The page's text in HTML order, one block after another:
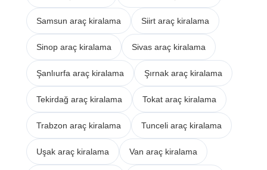
Samsun araç kiralama Siirt araç kiralama
Sinop araç kiralama Sivas araç kiralama
Şanlıurfa araç kiralama Şırnak araç kiralama
Tekirdağ araç kiralama Tokat araç kiralama
Trabzon araç kiralama Tunceli araç kiralama
Uşak araç kiralama Van araç kiralama